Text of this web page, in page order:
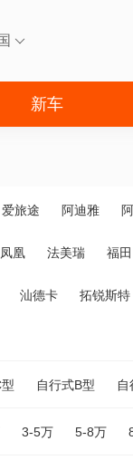

新车
爱旅途 阿迪雅
凤凰 法美瑞 福田
汕德卡 拓锐斯特
自行式B型 自
3-5万 5-8万